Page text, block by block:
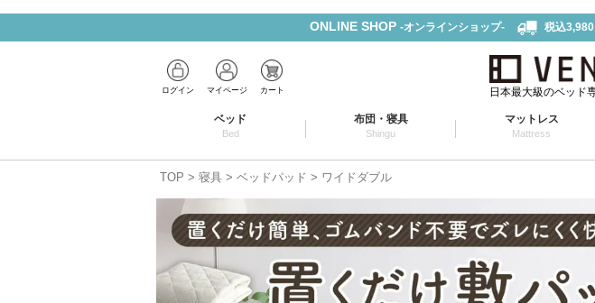
ONLINE SHOP -オンラインショップ- 税込
ログイン マイページ カート 日本最大級のベッド
ベッド
Bed
布団・寝具
Shingu
マットレス
Mattress
TOP 寝具 ベッドパッド ワイドダブル